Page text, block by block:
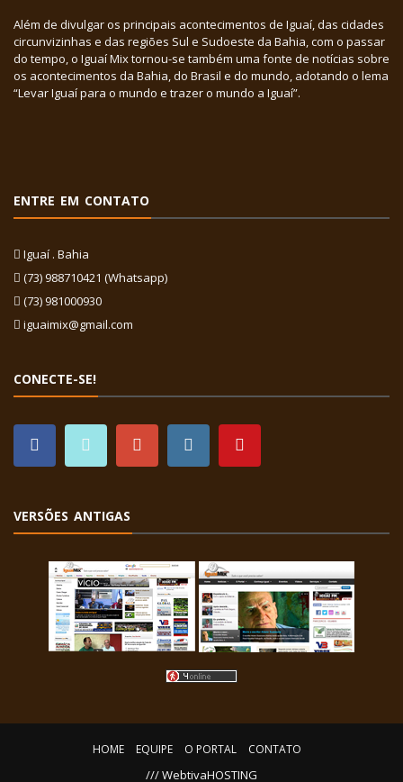
Além de divulgar os principais acontecimentos de Iguaí, das cidades
circunvizinhas e das regiões Sul e Sudoeste da Bahia, com o passar
do tempo, o Iguaí Mix tornou-se também uma fonte de notícias sobre
os acontecimentos da Bahia, do Brasil e do mundo, adotando o lema
“Levar Iguaí para o mundo e trazer o mundo a Iguaí”.
ENTRE EM CONTATO
Iguaí . Bahia
(73) 988710421 (Whatsapp)
(73) 981000930
iguaimix@gmail.com
CONECTE-SE!
VERSÕES ANTIGAS
HOME EQUIPE O PORTAL CONTATO
/// WebtivaHOSTING